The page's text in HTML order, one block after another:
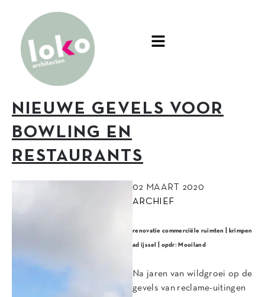
NIEUWE GEVELS VOOR
BOWLING EN
RESTAURANTS
02 MAART 2020
ARCHIEF
renovatie commerciële ruimten | krimpen
ad ijssel | opdr: Mooiland
Na jaren van wildgroei op de
gevels van reclame-uitingen